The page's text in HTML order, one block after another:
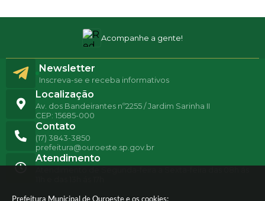
Prefeitura Municipal de Ouroeste e os cookies:
Acompanhe a gente!
Localização
Av. dos Bandeirantes nº2255 / Jardim Sarinha II
CEP: 15685-000
Contato
(17) 3843-3850
prefeitura@ouroeste.sp.gov.br
Atendimento
Newsletter
Inscreva-se e receba informativos